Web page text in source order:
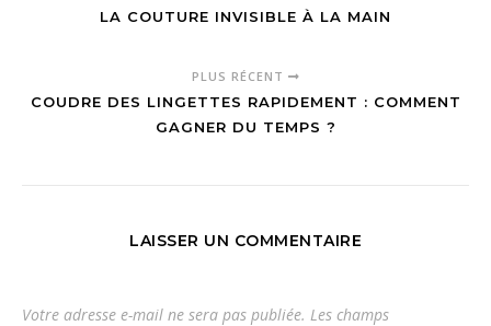
LA COUTURE INVISIBLE À LA MAIN
PLUS RÉCENT
COUDRE DES LINGETTES RAPIDEMENT : COMMENT
GAGNER DU TEMPS ?
LAISSER UN COMMENTAIRE
Votre adresse e-mail ne sera pas publiée. Les champs